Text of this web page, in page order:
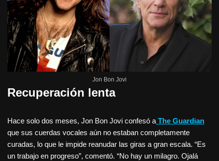
Jon Bon Jovi
Recuperación lenta
Hace solo dos meses, Jon Bon Jovi confesó a The Guardian
que sus cuerdas vocales aún no estaban completamente
curadas, lo que le impide reanudar las giras a gran escala. “Es
un trabajo en progreso”, comentó. “No hay un milagro. Ojalá